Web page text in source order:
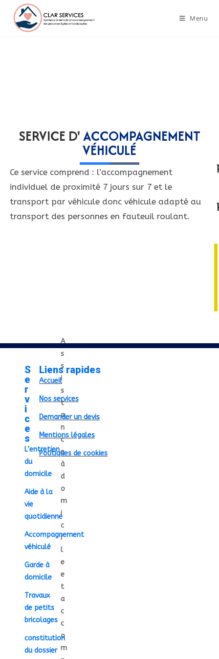
Menu
SERVICE D'ACCOMPAGNEMENT
VÉHICULÉ
Ce service comprend : l’accompagnement
individuel de proximité 7 jours sur 7 et le
transport par véhicule donc véhicule adapté au
transport des personnes en fauteuil roulant.
A
s
s
i
s
t
a
n
c
e
à
d
o
m
i
c
i
l
e
e
t
a
c
c
o
m
S
e
r
v
i
c
e
s
L’entretien
du
domicile
Aide à la
vie
quotidienne
Accompagnement
véhiculé
Garde à
domicile
Travaux
de petits
bricolages
constitution
du dossier
Liens rapides
Accueil
Nos services
Demander un devis
Mentions légales
Politiques de cookies